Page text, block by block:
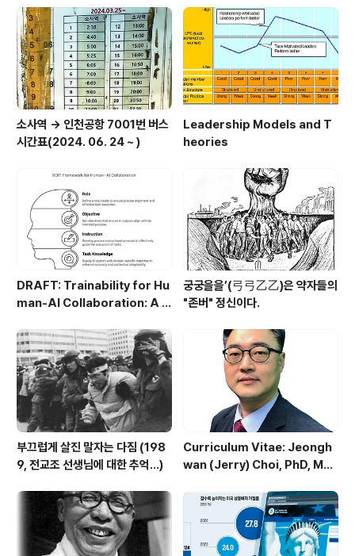
소사역 -> 인천공항 7001번 버스
시간표(2024. 06. 24 ~ )
Leadership Models and T
heories
DRAFT: Trainability for Hu
man-AI Collaboration: A C
ROIT (Role, Objective, Inst
ruction, Task Knowledge)
궁궁을을’(弓弓乙乙)은 약자들의
"존버" 정신이다.
부끄럽게 살진 말자는 다짐 (198
9, 전교조 선생님에 대한 추억...)
Curriculum Vitae: Jeongh
wan (Jerry) Choi, PhD, MB